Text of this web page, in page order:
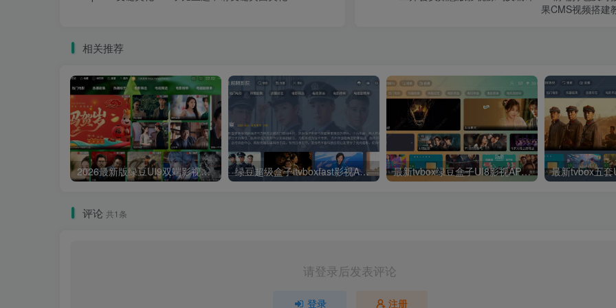
果CMS视频搭建
相关推荐
2026最新版绿豆UI9双端影视APP源码 绿豆超级盒子itvboxfast影视APP双端源码 TV+手机双端 支持值波/后台管理仓库/会员系统/卡密系统/批量生成账号 自动换源 集成免签约支付系统 最新tvbox绿豆盒子UI8影视APP源码新增后台添加直播及加密功能 TV端影视APP反编译源码支持会员系统/代理系统/直播/自带免签收款/批量生成卡密
评论 共1条
请登录后发表评论
登录 注册